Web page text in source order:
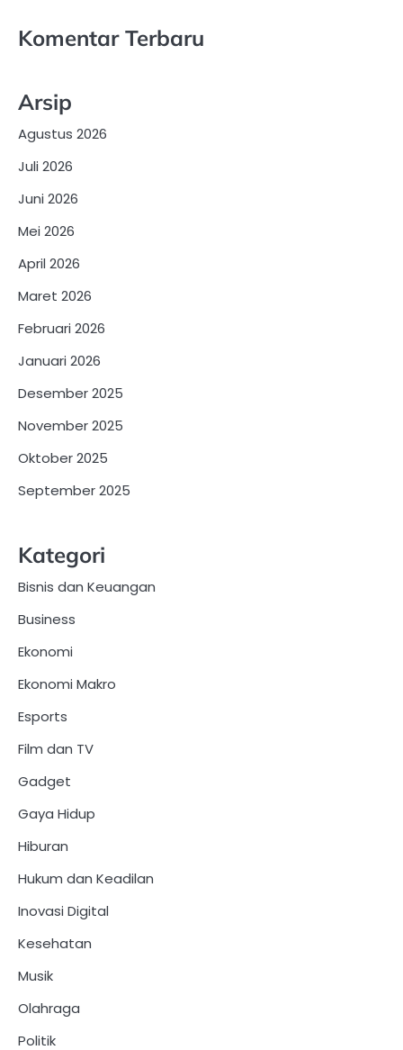
Komentar Terbaru
Arsip
Agustus 2026
Juli 2026
Juni 2026
Mei 2026
April 2026
Maret 2026
Februari 2026
Januari 2026
Desember 2025
November 2025
Oktober 2025
September 2025
Kategori
Bisnis dan Keuangan
Business
Ekonomi
Ekonomi Makro
Esports
Film dan TV
Gadget
Gaya Hidup
Hiburan
Hukum dan Keadilan
Inovasi Digital
Kesehatan
Musik
Olahraga
Politik